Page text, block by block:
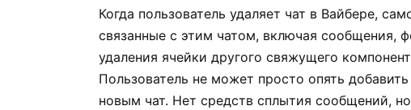
Когда пользователь удаляет чат в Вайбере,
связанные с этим чатом, включая сообщения,
удаления ячейки другого свяжущего
Пользователь не может просто опять
новым чат. Нет средств сплытия сообщений,